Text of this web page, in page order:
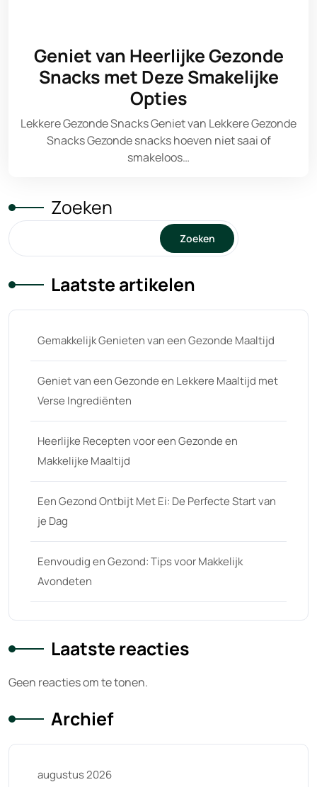
Geniet van Heerlijke Gezonde
Snacks met Deze Smakelijke
Opties
Lekkere Gezonde Snacks Geniet van Lekkere Gezonde
Snacks Gezonde snacks hoeven niet saai of
smakeloos…
Zoeken
Zoeken
Laatste artikelen
Gemakkelijk Genieten van een Gezonde Maaltijd
Geniet van een Gezonde en Lekkere Maaltijd met
Verse Ingrediënten
Heerlijke Recepten voor een Gezonde en
Makkelijke Maaltijd
Een Gezond Ontbijt Met Ei: De Perfecte Start van
je Dag
Eenvoudig en Gezond: Tips voor Makkelijk
Avondeten
Laatste reacties
Geen reacties om te tonen.
Archief
augustus 2026